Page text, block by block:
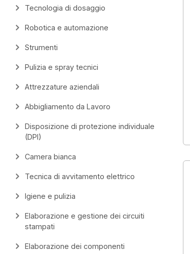
Tecnologia di dosaggio
Robotica e automazione
Strumenti
Pulizia e spray tecnici
Attrezzature aziendali
Abbigliamento da Lavoro
Disposizione di protezione individuale
(DPI)
Camera bianca
Tecnica di avvitamento elettrico
Igiene e pulizia
Elaborazione e gestione dei circuiti
stampati
Elaborazione dei componenti